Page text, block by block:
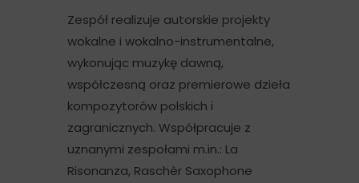
Zespół realizuje autorskie projekty
wokalne i wokalno-instrumentalne,
wykonując muzykę dawną,
współczesną oraz premierowe dzieła
kompozytorów polskich i
zagranicznych. Współpracuje z
uznanymi zespołami m.in.: La
Risonanza, Raschèr Saxophone